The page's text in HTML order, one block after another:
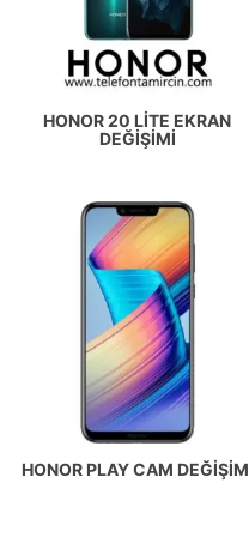
HONOR 20 LITE EKRAN
DEĞIŞIMI
HONOR PLAY CAM